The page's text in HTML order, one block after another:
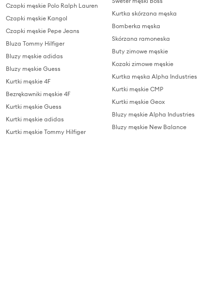
Czapki męskie Polo Ralph Lauren
Czapki męskie Kangol
Czapki męskie Pepe Jeans
Bluza Tommy Hilfiger
Bluzy męskie adidas
Bluzy męskie Guess
Kurtki męskie 4F
Bezrękawniki męskie 4F
Kurtki męskie Guess
Kurtki męskie adidas
Kurtki męskie Tommy Hilfiger
Kurtka skórzana męska
Bomberka męska
Skórzana ramoneska
Buty zimowe męskie
Kozaki zimowe męskie
Kurtka męska Alpha Industries
Kurtki męskie CMP
Kurtki męskie Geox
Bluzy męskie Alpha Industries
Bluzy męskie New Balance